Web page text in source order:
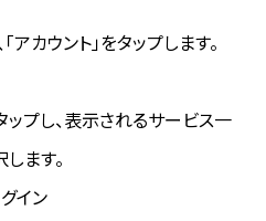
アカウント」をタップします。
ップし、表示されるサービス一
ます。
イン